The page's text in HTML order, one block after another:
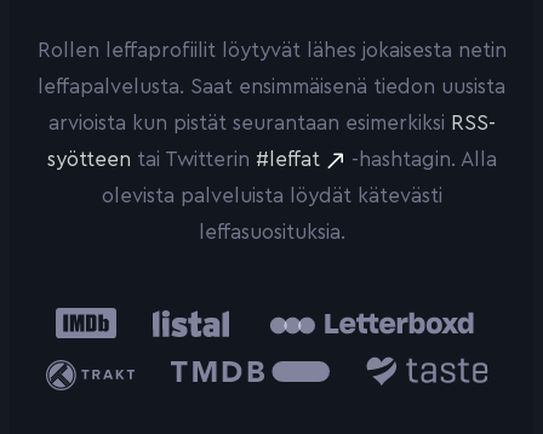
Rollen leffaprofiilit löytyvät lähes jokaisesta netin
leffapalvelusta. Saat ensimmäisenä tiedon uusista
arvioista kun pistät seurantaan esimerkiksi RSS-
syötteen tai Twitterin #leffat
-hashtagin. Alla
olevista palveluista löydät kätevästi
leffasuosituksia.
IMDb Listal
Trakt